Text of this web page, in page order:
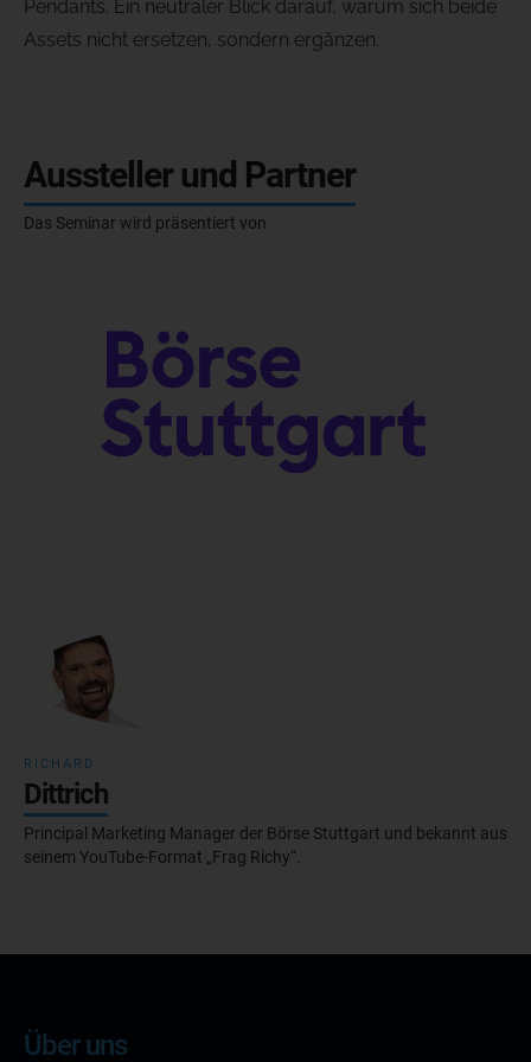
Pendants. Ein neutraler Blick darauf, warum sich beide
Assets nicht ersetzen, sondern ergänzen.
Aussteller und Partner
Das Seminar wird präsentiert von
RICHARD
Dittrich
Principal Marketing Manager der Börse Stuttgart und bekannt aus
seinem YouTube-Format „Frag Richy“.
Über uns